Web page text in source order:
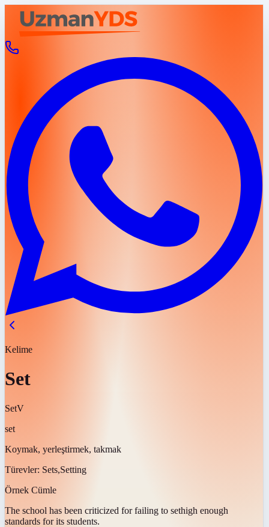
Kelime
Set
SetV
set
Koymak, yerleştirmek, takmak
Türevler: Sets,Setting
Örnek Cümle
The school has been criticized for failing to sethigh enough
standards for its students.